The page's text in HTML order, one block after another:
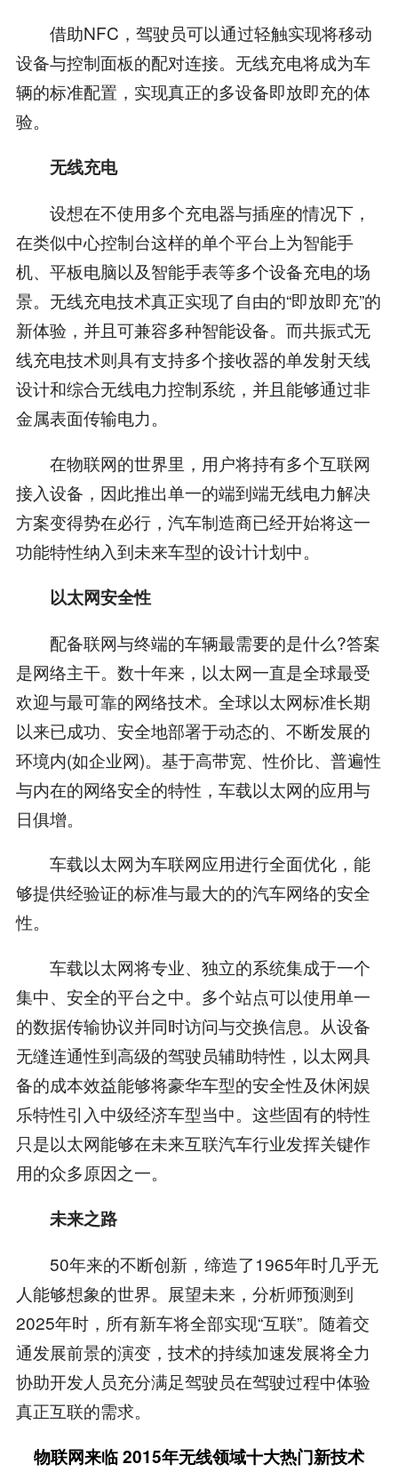
借助NFC，驾驶员可以通过轻触实现将移动
设备与控制面板的配对连接。无线充电将成为车
辆的标准配置，实现真正的多设备即放即充的体
验。
无线充电
设想在不使用多个充电器与插座的情况下，
在类似中心控制台这样的单个平台上为智能手
机、平板电脑以及智能手表等多个设备充电的场
景。无线充电技术真正实现了自由的“即放即充”的
新体验，并且可兼容多种智能设备。而共振式无
线充电技术则具有支持多个接收器的单发射天线
设计和综合无线电力控制系统，并且能够通过非
金属表面传输电力。
在物联网的世界里，用户将持有多个互联网
接入设备，因此推出单一的端到端无线电力解决
方案变得势在必行，汽车制造商已经开始将这一
功能特性纳入到未来车型的设计计划中。
以太网安全性
配备联网与终端的车辆最需要的是什么?答案
是网络主干。数十年来，以太网一直是全球最受
欢迎与最可靠的网络技术。全球以太网标准长期
以来已成功、安全地部署于动态的、不断发展的
环境内(如企业网)。基于高带宽、性价比、普遍性
与内在的网络安全的特性，车载以太网的应用与
日俱增。
车载以太网为车联网应用进行全面优化，能
够提供经验证的标准与最大的的汽车网络的安全
性。
车载以太网将专业、独立的系统集成于一个
集中、安全的平台之中。多个站点可以使用单一
的数据传输协议并同时访问与交换信息。从设备
无缝连通性到高级的驾驶员辅助特性，以太网具
备的成本效益能够将豪华车型的安全性及休闲娱
乐特性引入中级经济车型当中。这些固有的特性
只是以太网能够在未来互联汽车行业发挥关键作
用的众多原因之一。
未来之路
50年来的不断创新，缔造了1965年时几乎无
人能够想象的世界。展望未来，分析师预测到
2025年时，所有新车将全部实现“互联”。随着交
通发展前景的演变，技术的持续加速发展将全力
协助开发人员充分满足驾驶员在驾驶过程中体验
真正互联的需求。
物联网来临 2015年无线领域十大热门新技术